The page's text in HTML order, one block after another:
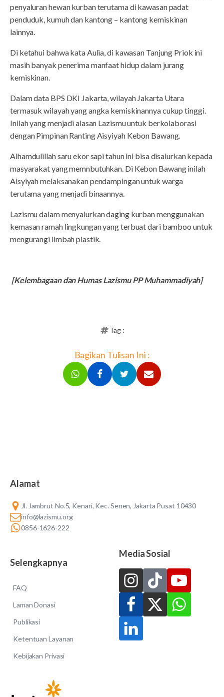
penyaluran hewan kurban terutama di kawasan padat
penduduk, kumuh dan kantong – kantong kemiskinan
lainnya.
Di ketahui bahwa kata Aulia, di kawasan Tanjung Priok ini
masih banyak penerima manfaat hidup dalam jurang
kemiskinan.
Dalam data BPS DKI Jakarta, wilayah Jakarta Utara
termasuk wilayah yang angka kemiskinannya cukup tinggi.
Inilah yang menjadi alasan Lazismu untuk berkolaborasi
dengan Pimpinan Ranting Aisyiyah Kebon Bawang.
Alhamdulillah saru ekor sapi tahun ini bisa disalurkan kepada
masyarakat yang memnbutuhkan. Di Kebon Bawang inilah
Aisyiyah melaksanakan pendampingan untuk warga
terutama yang menjadi binaannya.
Lazismu dalam menyalurkan daging kurban menggunakan
kemasan ramah lingkungan yang terbuat dari bamboo untuk
mengurangi limbah plastik.
[Kelembagaan dan Humas Lazismu PP Muhammadiyah]
Tag :
Bagikan Tulisan Ini :
Alamat
Jl. Jambrut No.5, Kenari, Kec. Senen, Jakarta Pusat 10430
info@lazismu.org
0856-1626-222
Selengkapnya
FAQ
Laman Donasi
Publikasi
Ketentuan Layanan
Kebijakan Privasi
Media Sosial